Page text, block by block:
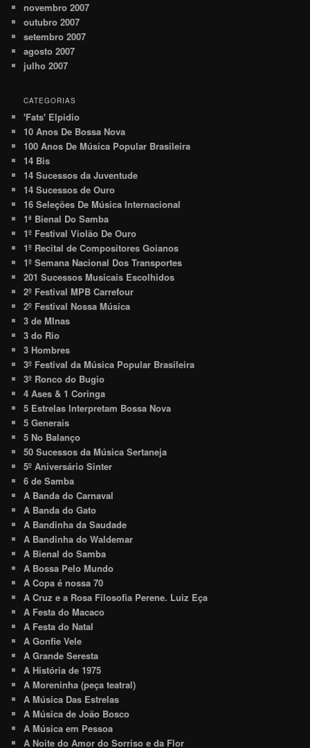
novembro 2007
outubro 2007
setembro 2007
agosto 2007
julho 2007
CATEGORIAS
'Fats' Elpidio
10 Anos De Bossa Nova
100 Anos De Música Popular Brasileira
14 Bis
14 Sucessos da Juventude
14 Sucessos de Ouro
16 Seleções De Música Internacional
1ª Bienal Do Samba
1º Festival Violão De Ouro
1º Recital de Compositores Goianos
1º Semana Nacional Dos Transportes
201 Sucessos Musicais Escolhidos
2º Festival MPB Carrefour
2º Festival Nossa Música
3 de MInas
3 do Rio
3 Hombres
3º Festival da Música Popular Brasileira
3º Ronco do Bugio
4 Ases & 1 Coringa
5 Estrelas Interpretam Bossa Nova
5 Generais
5 No Balanço
50 Sucessos da Música Sertaneja
5º Aniversário Sinter
6 de Samba
A Banda do Carnaval
A Banda do Gato
A Bandinha da Saudade
A Bandinha do Waldemar
A Bienal do Samba
A Bossa Pelo Mundo
A Copa é nossa 70
A Cruz e a Rosa Filosofia Perene. Luiz Eça
A Festa do Macaco
A Festa do Natal
A Gonfie Vele
A Grande Seresta
A História de 1975
A Moreninha (peça teatral)
A Música Das Estrelas
A Música de João Bosco
A Música em Pessoa
A Noite do Amor do Sorriso e da Flor